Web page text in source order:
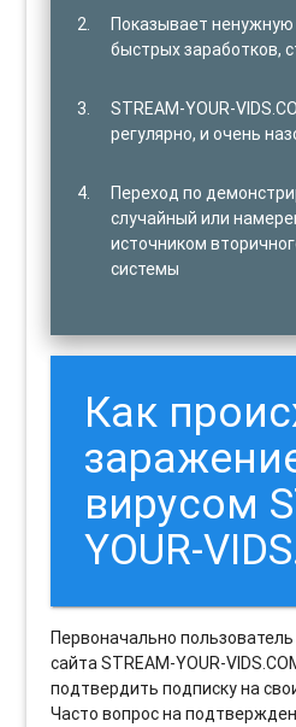
Показывает ненужную
быстрых заработков,
STREAM-YOUR-
регулярно, и очень
Переход по
случайный или
источником
системы
Как
вирусом
YOUR-
Первоначально
сайта STREAM-YOUR-
подтвердить подписку на
Часто вопрос на